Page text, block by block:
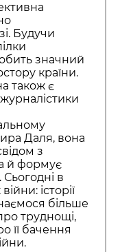
Будучи
значний
країни.
також є
Даля, вона
з
й формує
Сьогодні в
історії
більше
труднощі,
її бачення